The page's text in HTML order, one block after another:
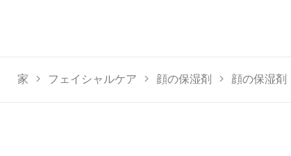
家 > フェイシャルケア > 顔の保湿剤 > 顔の保湿剤